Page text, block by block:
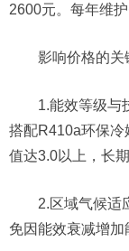
2600元。每年维
影响价格的关
1.能效等级与
搭配R410a环保
值达3.0以上，长
2.区域气候适
免因能效衰减增加